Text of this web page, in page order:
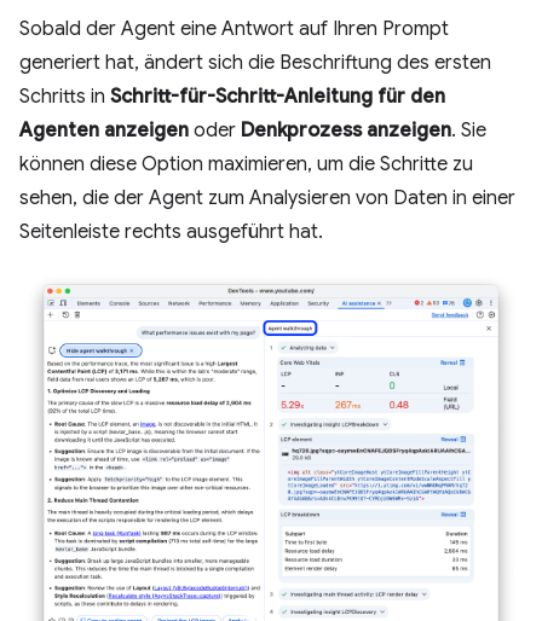
Sobald der Agent eine Antwort auf Ihren Prompt
generiert hat, ändert sich die Beschriftung des ersten
Schritts in Schritt-für-Schritt-Anleitung für den
Agenten anzeigen oder Denkprozess anzeigen. Sie
können diese Option maximieren, um die Schritte zu
sehen, die der Agent zum Analysieren von Daten in einer
Seitenleiste rechts ausgeführt hat.